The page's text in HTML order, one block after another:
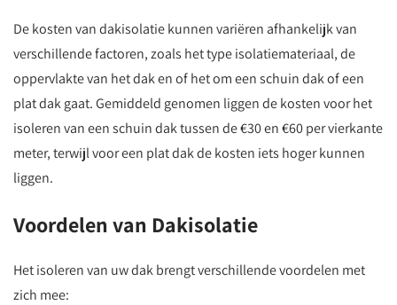
De kosten van dakisolatie kunnen variëren afhankelijk van
verschillende factoren, zoals het type isolatiemateriaal, de
oppervlakte van het dak en of het om een schuin dak of een
plat dak gaat. Gemiddeld genomen liggen de kosten voor het
isoleren van een schuin dak tussen de €30 en €60 per vierkante
meter, terwijl voor een plat dak de kosten iets hoger kunnen
liggen.
Voordelen van Dakisolatie
Het isoleren van uw dak brengt verschillende voordelen met
zich mee: